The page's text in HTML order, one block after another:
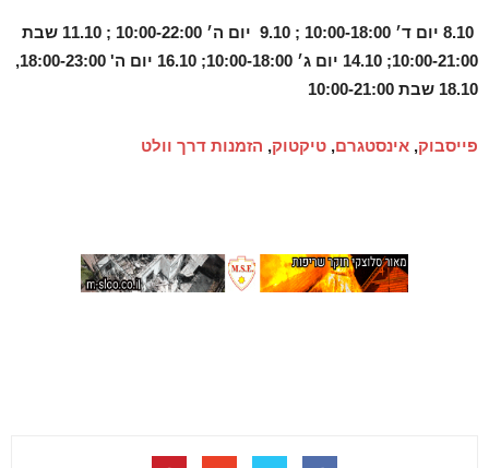
9.10 יום ה׳ 10:00-22:00 ;
11.10 שבת
10:00-21:00; 14.10 יום ג׳ 10:00-18:00; 16.10 יום ה' 18:00-23:00,
18.10 שבת 10:00-21:00
פייסבוק, אינסטגרם, טיקטוק, הזמנות דרך וולט